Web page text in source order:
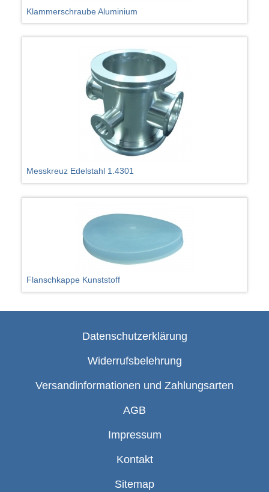
Klammerschraube Aluminium
Messkreuz Edelstahl 1.4301
Flanschkappe Kunststoff
Datenschutzerklärung
Widerrufsbelehrung
Versandinformationen und Zahlungsarten
AGB
Impressum
Kontakt
Sitemap